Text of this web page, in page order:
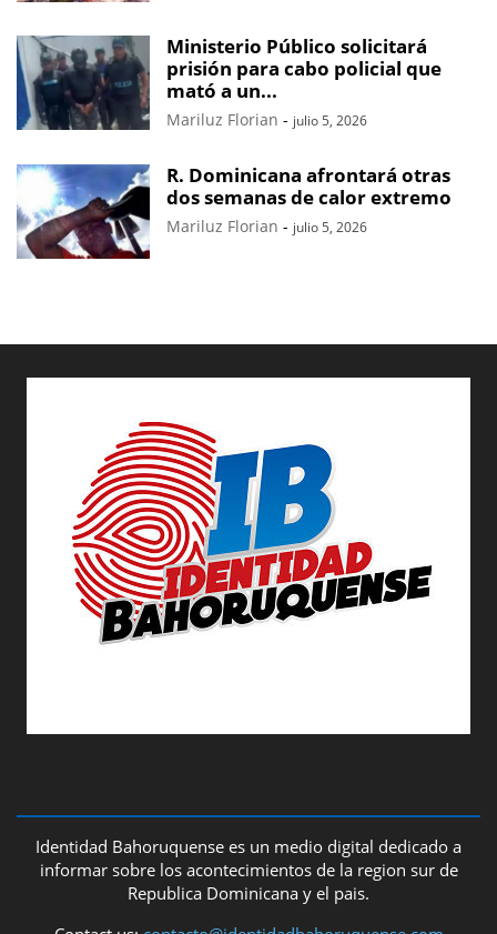
Ministerio Público solicitará
prisión para cabo policial que
mató a un...
Mariluz Florian - julio 5, 2026
R. Dominicana afrontará otras
dos semanas de calor extremo
Mariluz Florian - julio 5, 2026
Identidad Bahoruquense es un medio digital dedicado a
informar sobre los acontecimientos de la region sur de
Republica Dominicana y el pais.